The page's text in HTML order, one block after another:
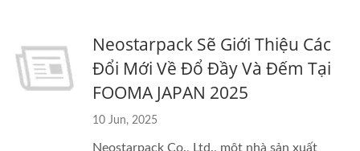
Neostarpack Sẽ Giới Thiệu Các
Đổi Mới Về Đổ Đầy Và Đếm Tại
FOOMA JAPAN 2025
10 Jun, 2025
Neostarpack Co., Ltd., một nhà sản xuất